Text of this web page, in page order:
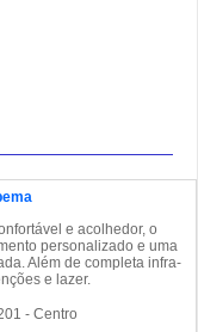
e acolhedor, o
personalizado e uma
Além de completa infra-
e lazer.
- Centro